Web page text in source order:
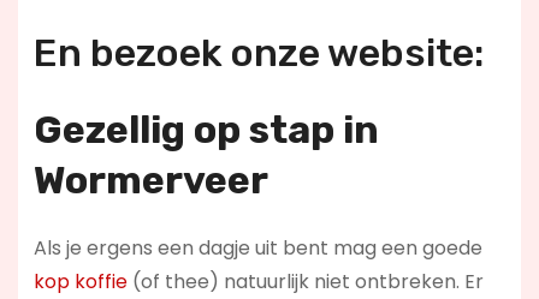
En bezoek onze website:
Gezellig op stap in
Wormerveer
Als je ergens een dagje uit bent mag een goede
kop koffie(of thee) natuurlijk niet ontbreken. Er